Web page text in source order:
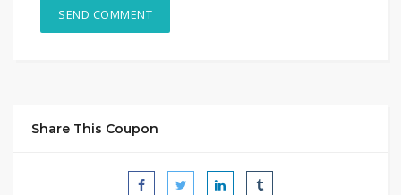
Share This Coupon